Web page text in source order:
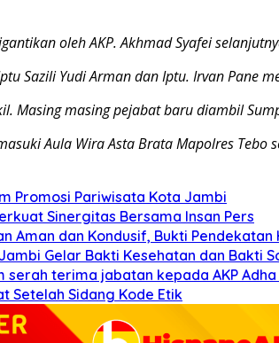
oleh AKP. Akhmad Syafei
Sazili Yudi Arman dan Iptu. Irvan Pane
Masingmasing pejabat baru diambil
Aula Wira Asta Brata Mapolres Tebo
Promosi Pariwisata Kota Jambi
Sinergitas Bersama Insan Pers
Aman dan Kondusif, Bukti
Gelar Bakti Kesehatan dan Bakti
serah terima jabatan kepada AKP
Setelah Sidang Kode Etik